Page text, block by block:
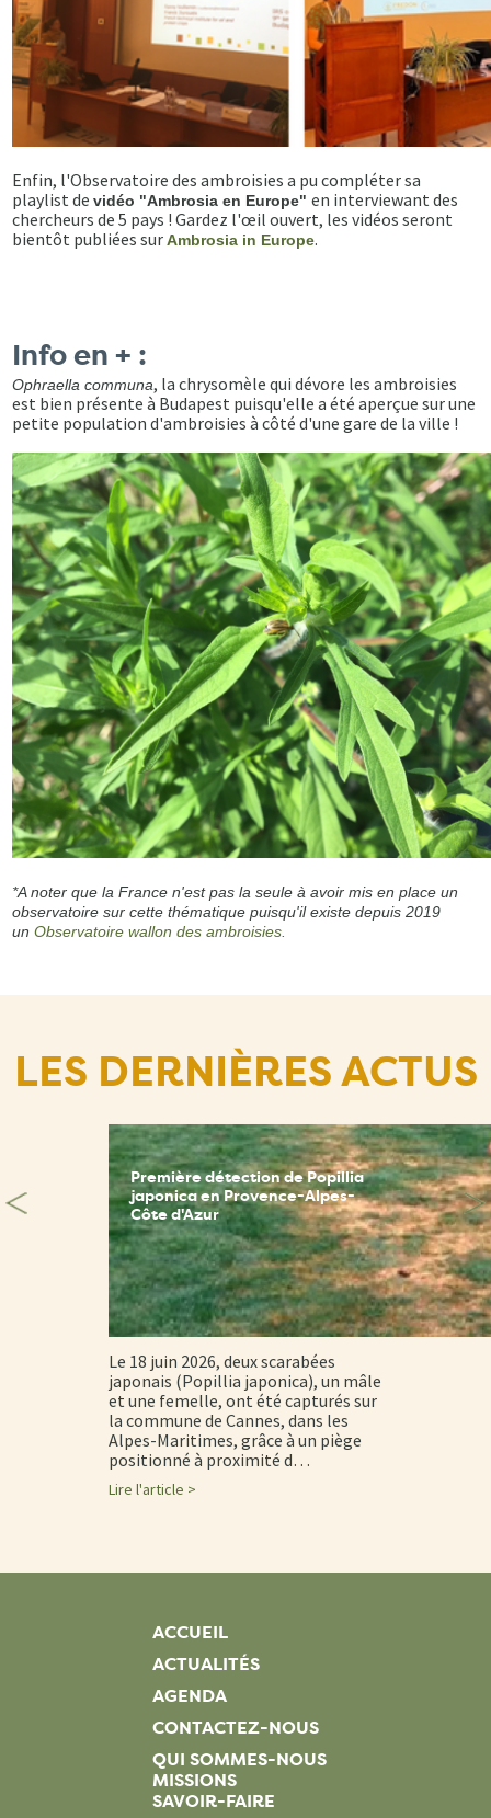
Enfin, l'Observatoire des ambroisies a pu compléter sa
playlist devidéo "Ambrosia en Europe"en interviewant des
chercheurs de 5 pays ! Gardez l'œil ouvert, les vidéos seront
bientôt publiées surAmbrosia in Europe.
Info en + :
Ophraella communa, la chrysomèle qui dévore les ambroisies
est bien présente à Budapest puisqu'elle a été aperçue sur une
petite population d'ambroisies à côté d'une gare de la ville !
*A noter que la France n'est pas la seule à avoir mis en place un
observatoire sur cette thématique puisqu'il existe depuis 2019
unObservatoire wallon des ambroisies.
LES DERNIÈRES ACTUS
Première détection de Popillia
japonica en Provence-Alpes-
Côte d'Azur
Le 18 juin 2026, deux scarabées
japonais (Popillia japonica), un mâle
et une femelle, ont été capturés sur
la commune de Cannes, dans les
Alpes-Maritimes, grâce à un piège
positionné à proximité d…
Lire l'article >
ACCUEIL
ACTUALITÉS
AGENDA
CONTACTEZ-NOUS
QUI SOMMES-NOUS
MISSIONS
SAVOIR-FAIRE